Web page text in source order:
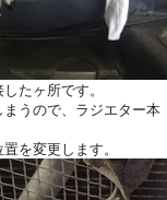
たヶ所です。
うので、ラジエター本
を変更します。